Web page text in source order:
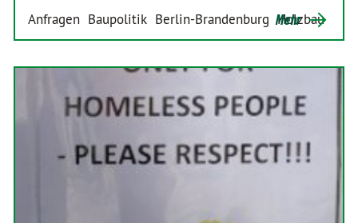
Anfragen Baupolitik Berlin-Brandenburg Holzbau
Mehr